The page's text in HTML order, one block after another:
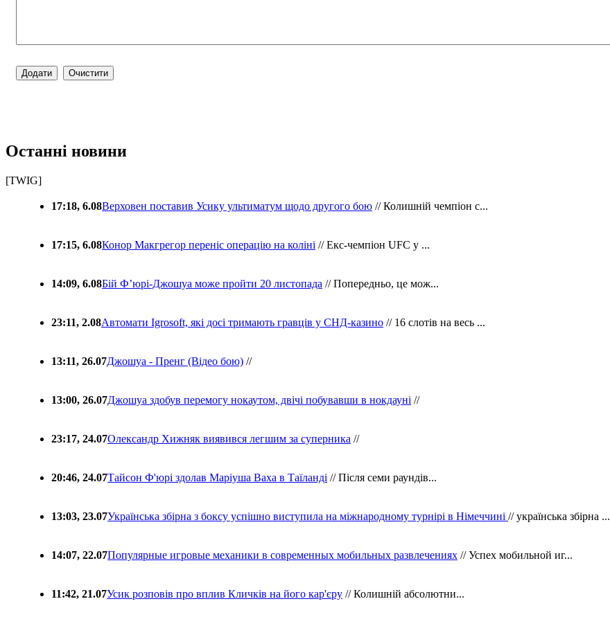
Останні новини
[TWIG]
17:18, 6.08Верховен поставив Усику ультиматум щодо другого бою // Колишній чемпіон с...
17:15, 6.08Конор Макгрегор переніс операцію на коліні // Екс-чемпіон UFC у ...
14:09, 6.08Бій Ф’юрі-Джошуа може пройти 20 листопада // Попередньо, це мож...
23:11, 2.08Автомати Igrosoft, які досі тримають гравців у СНД-казино // 16 слотів на весь ...
13:11, 26.07Джошуа - Пренг (Відео бою) //
13:00, 26.07Джошуа здобув перемогу нокаутом, двічі побувавши в нокдауні //
23:17, 24.07Олександр Хижняк виявився легшим за суперника //
20:46, 24.07Тайсон Ф'юрі здолав Маріуша Ваха в Таїланді // Після семи раундів...
13:03, 23.07Українська збірна з боксу успішно виступила на міжнародному турнірі в Німеччині // українська збірна ...
14:07, 22.07Популярные игровые механики в современных мобильных развлечениях // Успех мобильной иг...
11:42, 21.07Усик розповів про вплив Кличків на його кар'єру // Колишній абсолютни...